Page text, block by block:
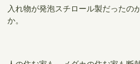
入れ物が発泡スチロール製だったの
か。